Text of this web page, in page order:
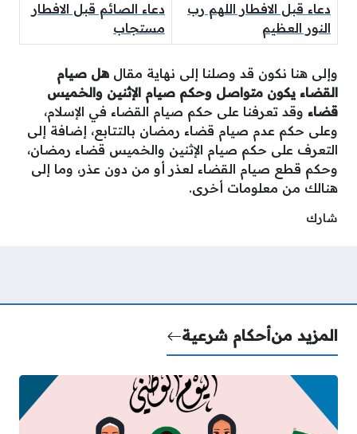
دعاء قبل الافطار اللهم رب
النور العظيم
دعاء الصائم قبل الافطار
مستجاب
وإلى هنا نكون قد وصلنا إلى نهاية مقال هل صيام
القضاء يكون متواصل وحكم صيام الإثنين والخميس
قضاء وقد تعرفنا على حكم صيام القضاء في الإسلام،
وعلى حكم عدم صيام قضاء رمضان بالتتابع، إضافة إلى
التعرف على حكم صيام الإثنين والخميس قضاء رمضان،
وحكم قطع صيام القضاء لعذر أو من دون عذر، وما إلى
هنالك من معلومات أخرى.
شارك
المزيد منأحكام شرعية